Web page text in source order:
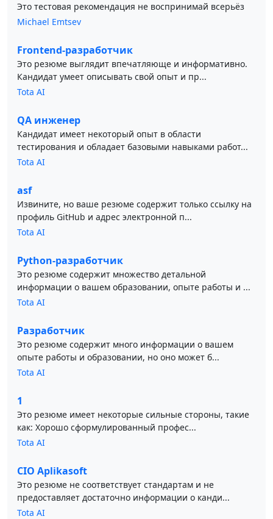
Это тестовая рекомендация не воспринимай всерьёз
Michael Emtsev
Frontend-разработчик
Это резюме выглядит впечатляюще и информативно.
Кандидат умеет описывать свой опыт и пр...
Tota AI
QA инженер
Кандидат имеет некоторый опыт в области
тестирования и обладает базовыми навыками работ...
Tota AI
asf
Извините, но ваше резюме содержит только ссылку на
профиль GitHub и адрес электронной п...
Tota AI
Python-разработчик
Это резюме содержит множество детальной
информации о вашем образовании, опыте работы и ...
Tota AI
Разработчик
Это резюме содержит много информации о вашем
опыте работы и образовании, но оно может б...
Tota AI
1
Это резюме имеет некоторые сильные стороны, такие
как: Хорошо сформулированный профес...
Tota AI
CIO Aplikasoft
Это резюме не соответствует стандартам и не
предоставляет достаточно информации о канди...
Tota AI